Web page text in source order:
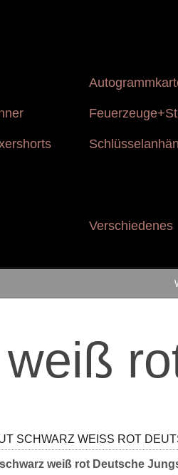
Verschiedenes
SCHWARZ WEISS ROT
weiß rot Deutsche